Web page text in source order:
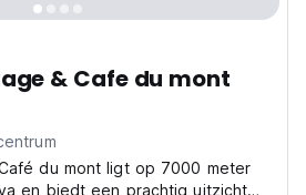
& Cafe du mont
du mont ligt op 7000 meter
en biedt een prachtig uitzicht